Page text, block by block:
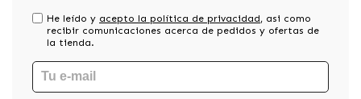
He leído y acepto la política de privacidad, asi como
recibir comunicaciones acerca de pedidos y ofertas de
la tienda.